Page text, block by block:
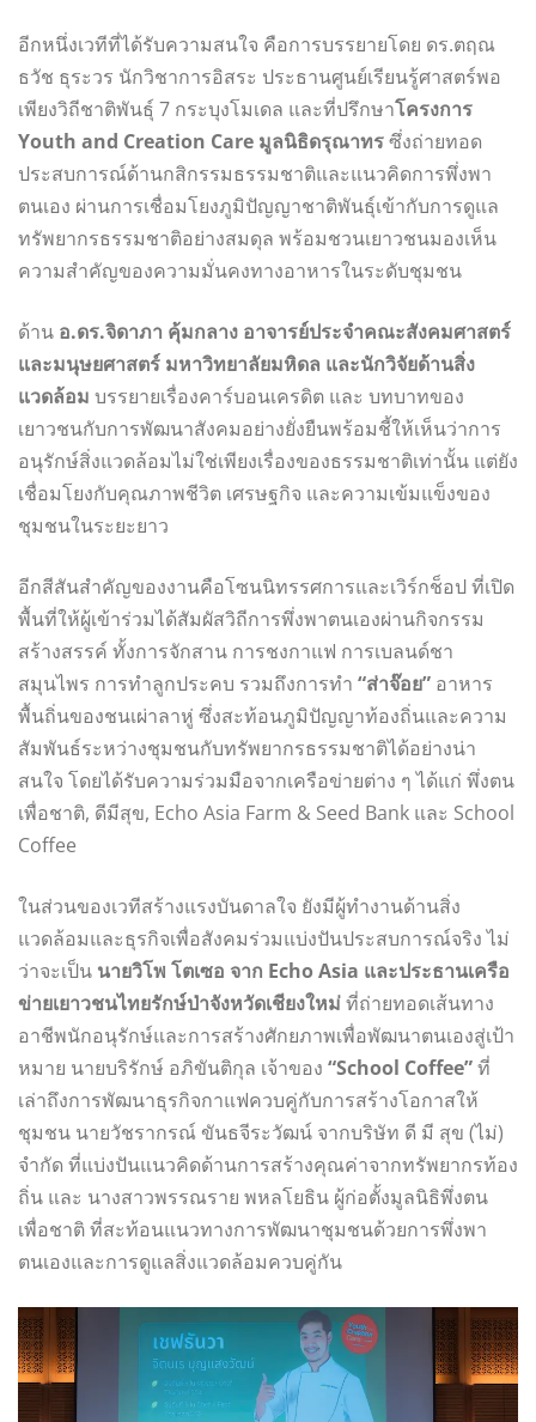
อีกหนึ่งเวทีที่ได้รับความสนใจ คือการบรรยายโดย ดร.ตฤณ
ธวัช ธุระวร นักวิชาการอิสระ ประธานศูนย์เรียนรู้ศาสตร์พอ
เพียงวิถีชาติพันธุ์ 7 กระบุงโมเดล และที่ปรึกษาโครงการ
Youth and Creation Care มูลนิธิดรุณาทรซึ่งถ่ายทอด
ประสบการณ์ด้านกสิกรรมธรรมชาติและแนวคิดการพึ่งพา
ตนเอง ผ่านการเชื่อมโยงภูมิปัญญาชาติพันธุ์เข้ากับการดูแล
ทรัพยากรธรรมชาติอย่างสมดุล พร้อมชวนเยาวชนมองเห็น
ความสำคัญของความมั่นคงทางอาหารในระดับชุมชน
ด้าน อ.ดร.จิดาภา คุ้มกลาง อาจารย์ประจำคณะสังคมศาสตร์
และมนุษยศาสตร์ มหาวิทยาลัยมหิดล และนักวิจัยด้านสิ่ง
แวดล้อม บรรยายเรื่องคาร์บอนเครดิต และ บทบาทของ
เยาวชนกับการพัฒนาสังคมอย่างยั่งยืนพร้อมชี้ให้เห็นว่าการ
อนุรักษ์สิ่งแวดล้อมไม่ใช่เพียงเรื่องของธรรมชาติเท่านั้น แต่ยัง
เชื่อมโยงกับคุณภาพชีวิต เศรษฐกิจ และความเข้มแข็งของ
ชุมชนในระยะยาว
อีกสีสันสำคัญของงานคือโซนนิทรรศการและเวิร์กช็อป ที่เปิด
พื้นที่ให้ผู้เข้าร่วมได้สัมผัสวิถีการพึ่งพาตนเองผ่านกิจกรรม
สร้างสรรค์ ทั้งการจักสาน การชงกาแฟ การเบลนด์ชา
สมุนไพร การทำลูกประคบ รวมถึงการทำ “ส่าจ๊อย” อาหาร
พื้นถิ่นของชนเผ่าลาหู่ ซึ่งสะท้อนภูมิปัญญาท้องถิ่นและความ
สัมพันธ์ระหว่างชุมชนกับทรัพยากรธรรมชาติได้อย่างน่า
สนใจ โดยได้รับความร่วมมือจากเครือข่ายต่าง ๆ ได้แก่ พึ่งตน
เพื่อชาติ, ดีมีสุข, Echo Asia Farm & Seed Bank และ School
Coffee
ในส่วนของเวทีสร้างแรงบันดาลใจ ยังมีผู้ทำงานด้านสิ่ง
แวดล้อมและธุรกิจเพื่อสังคมร่วมแบ่งปันประสบการณ์จริง ไม่
ว่าจะเป็น นายวิโพ โตเซอ จาก Echo Asia และประธานเครือ
ข่ายเยาวชนไทยรักษ์ป่าจังหวัดเชียงใหม่ที่ถ่ายทอดเส้นทาง
อาชีพนักอนุรักษ์และการสร้างศักยภาพเพื่อพัฒนาตนเองสู่เป้า
หมาย นายบริรักษ์ อภิขันติกุล เจ้าของ “School Coffee”ที่
เล่าถึงการพัฒนาธุรกิจกาแฟควบคู่กับการสร้างโอกาสให้
ชุมชน นายวัชรากรณ์ ขันธจีระวัฒน์ จากบริษัท ดี มี สุข (ไม่)
จำกัด ที่แบ่งปันแนวคิดด้านการสร้างคุณค่าจากทรัพยากรท้อง
ถิ่น และ นางสาวพรรณราย พหลโยธิน ผู้ก่อตั้งมูลนิธิพึ่งตน
เพื่อชาติ ที่สะท้อนแนวทางการพัฒนาชุมชนด้วยการพึ่งพา
ตนเองและการดูแลสิ่งแวดล้อมควบคู่กัน